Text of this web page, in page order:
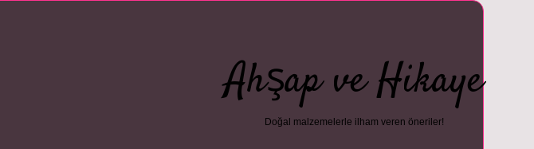
Ahşap ve Hikaye
Doğal malzemelerle ilham veren öneriler!